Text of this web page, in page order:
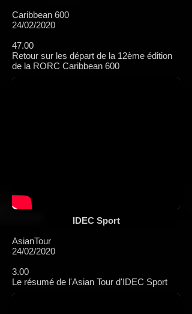
Caribbean 600
24/02/2020
47.00
Retour sur les départ de la 12ème édition
de la RORC Caribbean 600
IDEC Sport
AsianTour
24/02/2020
3.00
Le résumé de l'Asian Tour d'IDEC Sport